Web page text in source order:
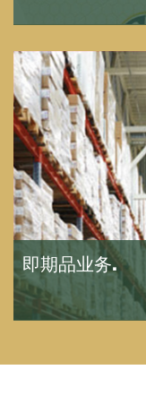
即期品业务.